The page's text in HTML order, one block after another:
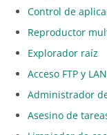
Control de
Reproductor
Explorador raíz
Acceso FTP y LAN
Administrador
Asesino de